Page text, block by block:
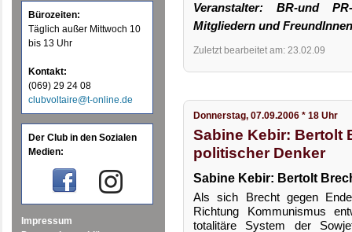
Bürozeiten:
Täglich außer Mittwoch 10
bis 13 Uhr
Kontakt:
(069) 29 24 08
clubvoltaire@t-online.de
Der Club in den Sozialen
Medien:
Impressum
Veranstalter: BR-und
Mitgliedern und
Zuletzt bearbeitet am: 23.02.09
Donnerstag, 07.09.2006 * 18 Uhr
Sabine Kebir: Bertolt
politischer Denker
Sabine Kebir: Bertolt
Als sich Brecht gegen
Richtung Kommunismus
totalitäre System der